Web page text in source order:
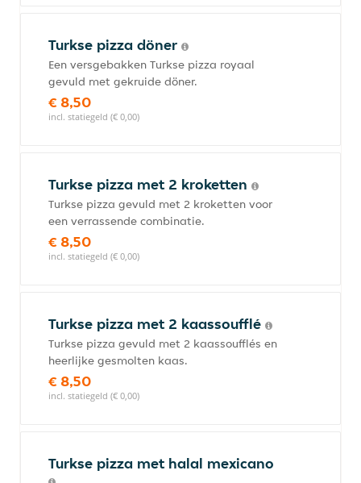
Turkse pizza döner
Een versgebakken Turkse pizza royaal
gevuld met gekruide döner.
€ 8,50
incl. statiegeld (€ 0,00)
Turkse pizza met 2 kroketten
Turkse pizza gevuld met 2 kroketten voor
een verrassende combinatie.
€ 8,50
incl. statiegeld (€ 0,00)
Turkse pizza met 2 kaassoufflé
Turkse pizza gevuld met 2 kaassoufflés en
heerlijke gesmolten kaas.
€ 8,50
incl. statiegeld (€ 0,00)
Turkse pizza met halal mexicano